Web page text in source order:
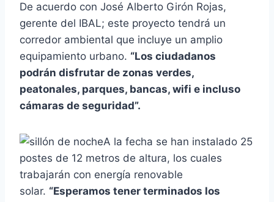
De acuerdo con José Alberto Girón Rojas,
gerente del IBAL; este proyecto tendrá un
corredor ambiental que incluye un amplio
equipamiento urbano. “Los ciudadanos
podrán disfrutar de zonas verdes,
peatonales, parques, bancas, wifi e incluso
cámaras de seguridad”.
A la fecha se han instalado 25
postes de 12 metros de altura, los cuales
trabajarán con energía renovable
solar. “Esperamos tener terminados los